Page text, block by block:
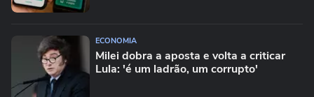
ECONOMIA
Milei dobra a aposta e volta a criticar
Lula: 'é um ladrão, um corrupto'